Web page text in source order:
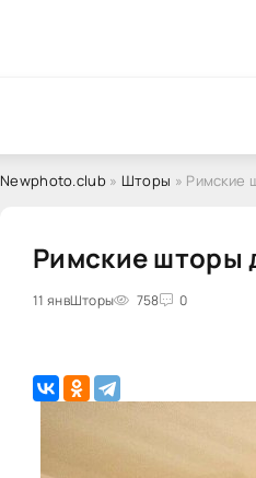
Newphoto.club» Шторы » Римские
Римские шторы
11 янвШторы 758 0